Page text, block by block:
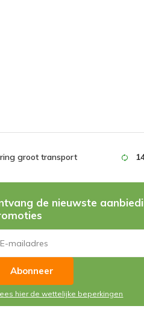
groot transport
de nieuwste
Abonneer
hier de wettelijke beperkingen